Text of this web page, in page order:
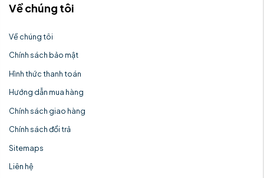
Về chúng tôi
Về chúng tôi
Chính sách bảo mật
Hình thức thanh toán
Hướng dẫn mua hàng
Chính sách giao hàng
Chính sách đổi trả
Sitemaps
Liên hệ